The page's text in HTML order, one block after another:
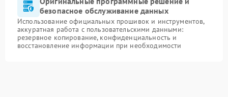
безопасное обслуживание данных
Использование официальных прошивок и инструментов,
аккуратная работа с пользовательскими данными:
резервное копирование, конфиденциальность и
восстановление информации при необходимости